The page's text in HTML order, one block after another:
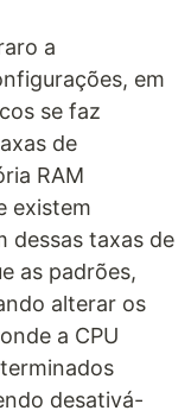
a
em
se faz
de
RAM
existem
dessas taxas de
as padrões,
alterar os
a CPU
desativá-